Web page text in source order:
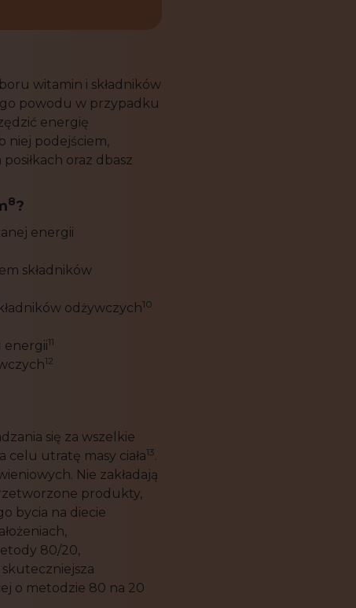
witamin i składników
powodu w przypadku
energię
niej podejściem,
oraz dbasz
8?
energii
składników
odżywczych10
energii11
12
się za wszelkie
celu utratę masy ciała13.
Nie zakładają
produkty,
bycia na diecie
80/20,
o metodzie 80 na 20